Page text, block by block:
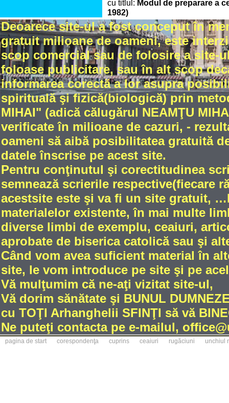
cu titlul: Modul de preparare a
1982)
Deoarece site-ul a fost conceput în
gratuit milioane de oameni, este
scop comercial sau de folosire a site-
foloase publicitare, sau în alt scop
informarea corectă a lor asupra
spirituală şi fizică(biologică) prin
MIHAI" (adică călugărul NEAMŢU
verificate în milioane de cazuri, -
oameni să aibă posibilitatea gratuită
datele înscrise pe acest site.
Pentru conţinutul şi corectitudinea
semnează scrierile respective(fiecare
acestsite este şi va fi un site gratuit,
materialelor existente, în mai multe
diverse limbi de exemplu, ceaiuri,
aprobate de biserica catolică sau şi
Când vom avea suficient material în
site, le vom introduce pe site şi pe
Vă mulţumim că ne-aţi vizitat site-ul,
Vă dorim sănătate şi BUNUL
cu TOŢI Arhanghelii SFINŢI să vă
Ne puteţi contacta pe e-mailul,
pagina de start corespondenţa cuprins ceaiuri rugăciuni unchiul